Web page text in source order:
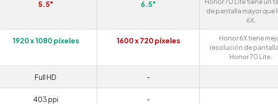
5.5" 6.5"
de pantalla mayor que
6X.
1920 x 1080 píxeles 1600 x 720 píxeles
Honor 6X tiene
resolución de
Honor 70 Lite.
Full HD -
403 ppi -